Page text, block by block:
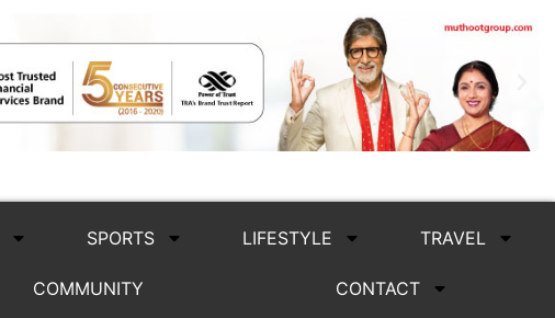
SPORTS LIFESTYLE TRAVEL
COMMUNITY CONTACT